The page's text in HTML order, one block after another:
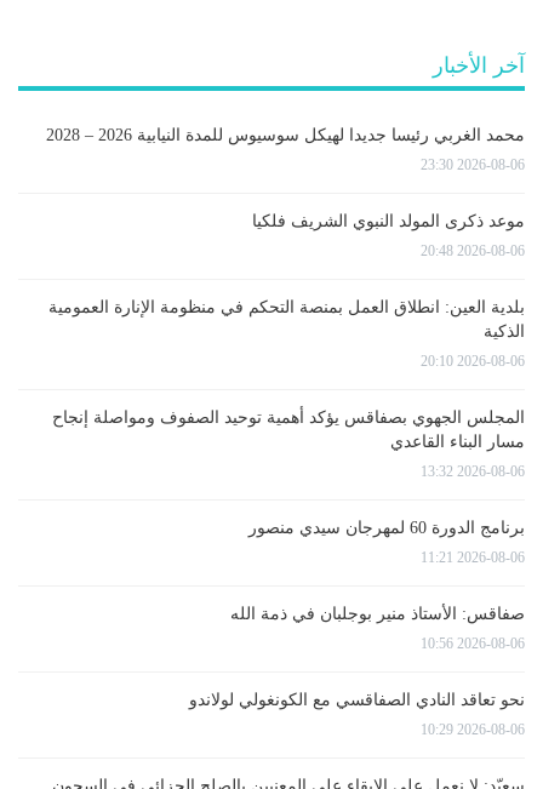
آخر الأخبار
محمد الغربي رئيسا جديدا لهيكل سوسيوس للمدة النيابية 2026 – 2028
2026-08-06 23:30
موعد ذكرى المولد النبوي الشريف فلكيا
2026-08-06 20:48
بلدية العين: انطلاق العمل بمنصة التحكم في منظومة الإنارة العمومية
الذكية
2026-08-06 20:10
المجلس الجهوي بصفاقس يؤكد أهمية توحيد الصفوف ومواصلة إنجاح
مسار البناء القاعدي
2026-08-06 13:32
برنامج الدورة 60 لمهرجان سيدي منصور
2026-08-06 11:21
صفاقس: الأستاذ منير بوجلبان في ذمة الله
2026-08-06 10:56
نحو تعاقد النادي الصفاقسي مع الكونغولي لولاندو
2026-08-06 10:29